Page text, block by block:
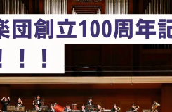
書籍・雑誌出版
チャレンジ
化